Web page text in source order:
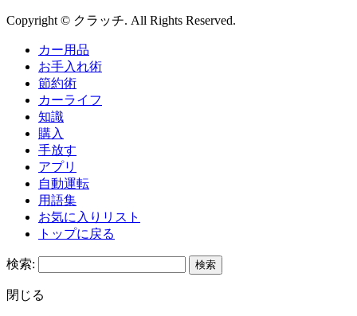
Copyright © クラッチ. All Rights Reserved.
カー用品
お手入れ術
節約術
カーライフ
知識
購入
手放す
アプリ
自動運転
用語集
お気に入りリスト
トップに戻る
検索:
閉じる